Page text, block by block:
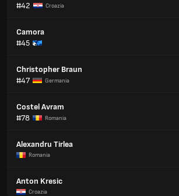
#42
Croazia
Camora
#45
Christopher Braun
#47
Germania
Costel Avram
#78
Romania
Alexandru Tirlea
Romania
Anton Kresic
Croazia